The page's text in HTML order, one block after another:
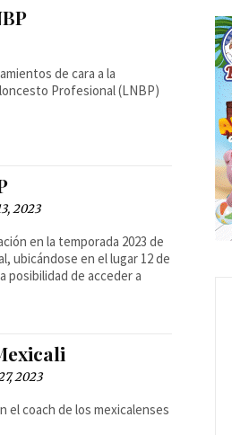
de cara a la
Profesional (LNBP)
2023
en la temporada 2023 de
ubicándose en el lugar 12 de
posibilidad de acceder a
2023
el coach de los mexicalenses